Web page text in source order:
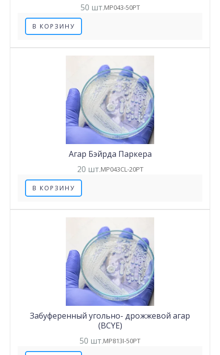
50 шт.MP043-50PT
В КОРЗИНУ
Агар Бэйрда Паркера
20 шт.MP043CL-20PT
В КОРЗИНУ
Забуференный угольно- дрожжевой агар
(BCYE)
50 шт.MP813I-50PT